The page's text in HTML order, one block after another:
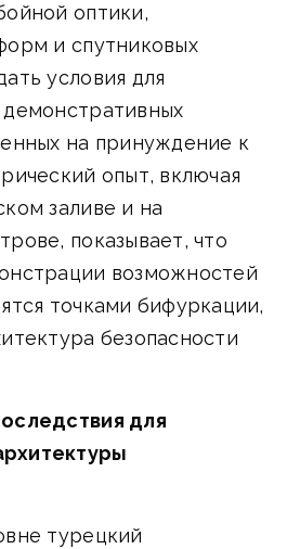
оптики,
и спутниковых
условия для
на принуждение к
опыт, включая
заливе и на
показывает, что
возможностей
точками бифуркации,
безопасности
для
турецкий